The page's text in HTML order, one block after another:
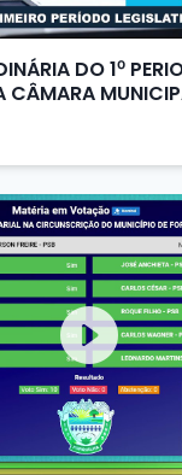
DO 1⁰
CÂMARA